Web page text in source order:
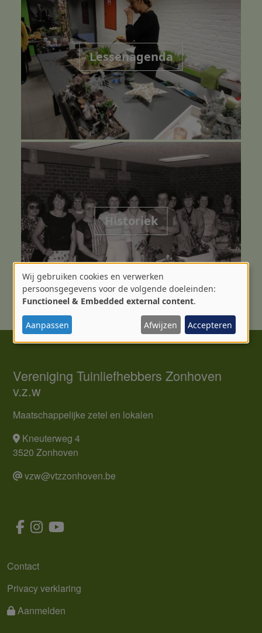
Lessenagenda
Historiek
Vereniging Tuinliefhebbers Zonhoven
v.z.w
Maatschappelijke zetel en lokalen
Kneuterweg 4
3520 Zonhoven
vzw@vtzzonhoven.be
MENU
Contact
Privacy verklaring
Aanmelden
Gebruik
van
persoonsgegevens
en
Wij gebruiken cookies en verwerken
persoonsgegevens voor de volgende doeleinden:
Functioneel & Embedded external content.
Aanpassen Afwijzen Accepteren